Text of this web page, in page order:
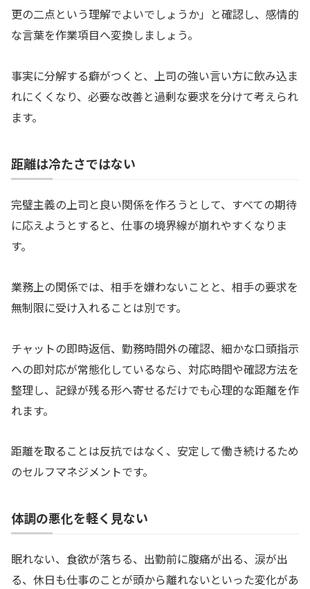
更の二点という理解でよいでしょうか」と確認し、感情的
な言葉を作業項目へ変換しましょう。
事実に分解する癖がつくと、上司の強い言い方に飲み込ま
れにくくなり、必要な改善と過剰な要求を分けて考えられ
ます。
距離は冷たさではない
完璧主義の上司と良い関係を作ろうとして、すべての期待
に応えようとすると、仕事の境界線が崩れやすくなりま
す。
業務上の関係では、相手を嫌わないことと、相手の要求を
無制限に受け入れることは別です。
チャットの即時返信、勤務時間外の確認、細かな口頭指示
への即対応が常態化しているなら、対応時間や確認方法を
整理し、記録が残る形へ寄せるだけでも心理的な距離を作
れます。
距離を取ることは反抗ではなく、安定して働き続けるため
のセルフマネジメントです。
体調の悪化を軽く見ない
眠れない、食欲が落ちる、出勤前に腹痛が出る、涙が出
る、休日も仕事のことが頭から離れないといった変化があ